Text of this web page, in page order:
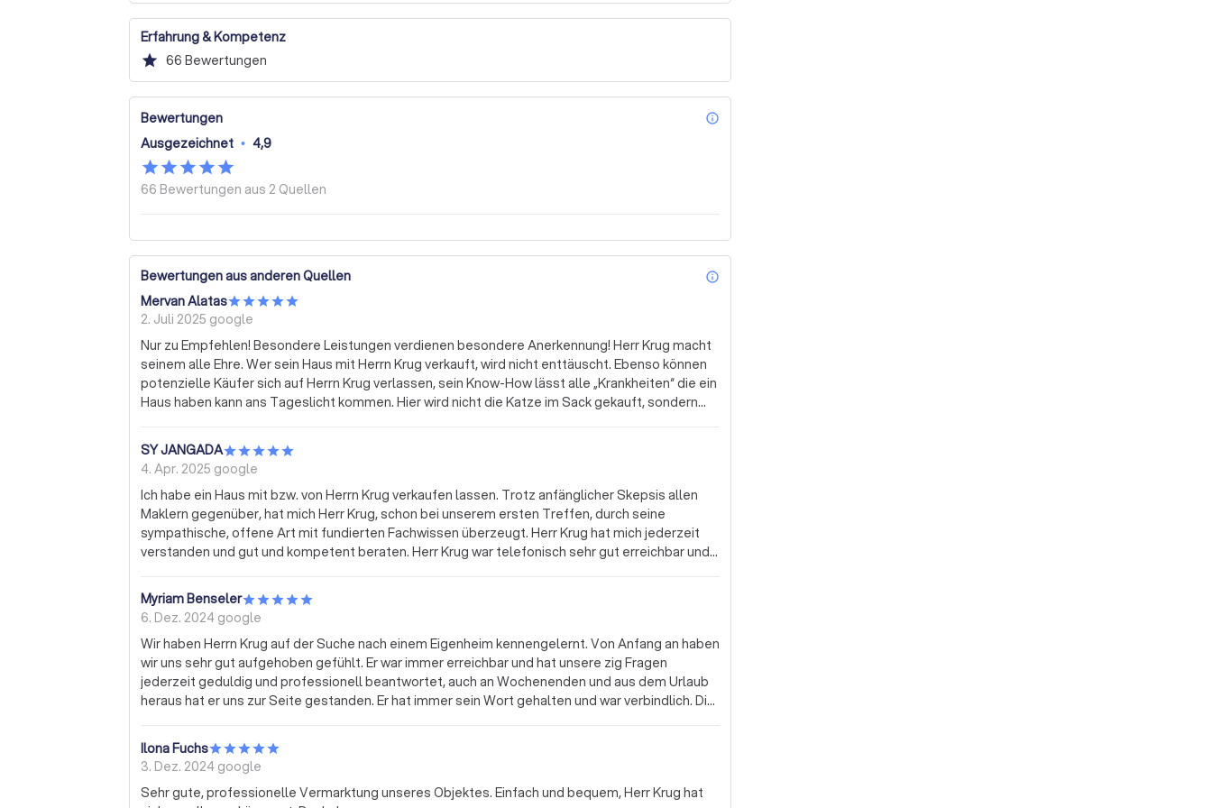
Erfahrung & Kompetenz
star 66 Bewertungen
Bewertungen info_outline
Ausgezeichnet • 4,9
66 Bewertungen aus 2 Quellen
Bewertungen aus anderen Quellen info_outline
Mervan Alatas
2. Juli 2025 google
Nur zu Empfehlen! Besondere Leistungen verdienen besondere Anerkennung! Herr Krug macht
seinem alle Ehre. Wer sein Haus mit Herrn Krug verkauft, wird nicht enttäuscht. Ebenso können
potenzielle Käufer sich auf Herrn Krug verlassen, sein Know-How lässt alle „Krankheiten“ die ein
Haus haben kann ans Tageslicht kommen. Hier wird nicht die Katze im Sack gekauft, sondern
SY JANGADA
4. Apr. 2025 google
Ich habe ein Haus mit bzw. von Herrn Krug verkaufen lassen. Trotz anfänglicher Skepsis allen
Maklern gegenüber, hat mich Herr Krug, schon bei unserem ersten Treffen, durch seine
sympathische, offene Art mit fundierten Fachwissen überzeugt. Herr Krug hat mich jederzeit
verstanden und gut und kompetent beraten. Herr Krug war telefonisch sehr gut erreichbar und
offenes Ohr, hat sich nicht gescheut Termine, wie zB. einen Vermessungstermin, oder einen
Gutachtertermin wahrzunehmen und auch weitere Dinge vor Ort mit vollster Zufriedenheit für
mich zu erfüllen. Ich kann Herrn Krug wirklich nur sehr empfehlen. Also von mir 10 von 5 Sterne
Myriam Benseler
6. Dez. 2024 google
Wir haben Herrn Krug auf der Suche nach einem Eigenheim kennengelernt. Von Anfang an haben
wir uns sehr gut aufgehoben gefühlt. Er war immer erreichbar und hat unsere zig Fragen
jederzeit geduldig und professionell beantwortet, auch an Wochenenden und aus dem Urlaub
heraus hat er uns zur Seite gestanden. Er hat immer sein Wort gehalten und war verbindlich. Die
Begehungen wird einem ausreichend Zeit gelassen, Herr Krug bleibt im Hintergrund, ist nicht
aufdringlich aber präsent. Letztendlich hat das Zusammentreffen zu einem erfolgreichen Kauf
einer Immobilie geführt. Herr Krug hat uns auch hier von A bis Z begleitet und zum Schluss eine
sehr schöne Hausübergabe organisiert. Auch nach der Abwicklung steht er noch für Fragen zur
Ilona Fuchs
3. Dez. 2024 google
Sehr gute, professionelle Vermarktung unseres Objektes. Einfach und bequem, Herr Krug hat